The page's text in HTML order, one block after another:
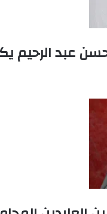
عبد الرحيم